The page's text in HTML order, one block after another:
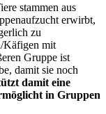
stammen aus
erwirbt,
zu
Käfigen mit
Gruppe ist
damit sie noch
damit eine
in Gruppen